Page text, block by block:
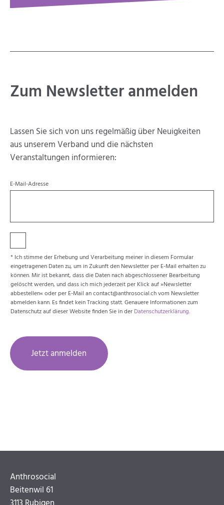
Zum Newsletter anmelden
Lassen Sie sich von uns regelmäßig über Neuigkeiten
aus unserem Verband und die nächsten
Veranstaltungen informieren:
E-Mail-Adresse
* Ich stimme der Erhebung und Verarbeitung meiner in diesem Formular
eingetragenen Daten zu, um in Zukunft den Newsletter per E-Mail erhalten zu
können. Mir ist bekannt, dass die Daten nach abgeschlossener Bearbeitung
gelöscht werden, und dass ich mich jederzeit per Klick auf »Newsletter
abbestellen« oder per E-Mail an contact@anthrosocial.ch vom Newsletter
abmelden kann. Es findet kein Tracking statt. Genauere Informationen zum
Datenschutz auf dieser Website finden Sie in der Datenschutzerklärung.
Jetzt anmelden
Anthrosocial
Beitenwil 61